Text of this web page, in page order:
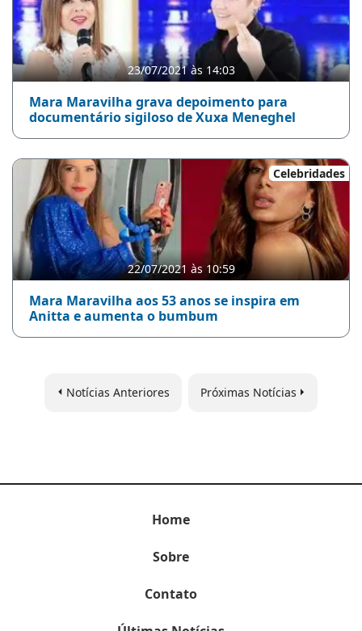
23/07/2021 às 14:03
Mara Maravilha grava depoimento para
documentário sigiloso de Xuxa Meneghel
Celebridades
22/07/2021 às 10:59
Mara Maravilha aos 53 anos se inspira em
Anitta e aumenta o bumbum
Notícias Anteriores Próximas Notícias
Home
Sobre
Contato